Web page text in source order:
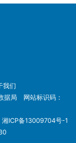
我们
据局 网站标识码：
湘ICP备13009704号-1